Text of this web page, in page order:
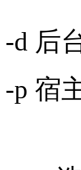
-d 后
-p 宿